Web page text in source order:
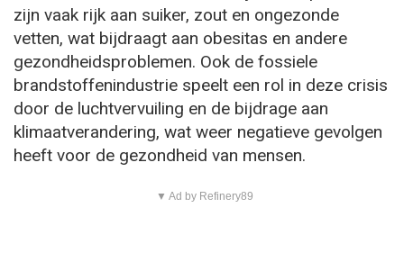
zijn vaak rijk aan suiker, zout en ongezonde
vetten, wat bijdraagt aan obesitas en andere
gezondheidsproblemen. Ook de fossiele
brandstoffenindustrie speelt een rol in deze crisis
door de luchtvervuiling en de bijdrage aan
klimaatverandering, wat weer negatieve gevolgen
heeft voor de gezondheid van mensen.
▼ Ad by Refinery89